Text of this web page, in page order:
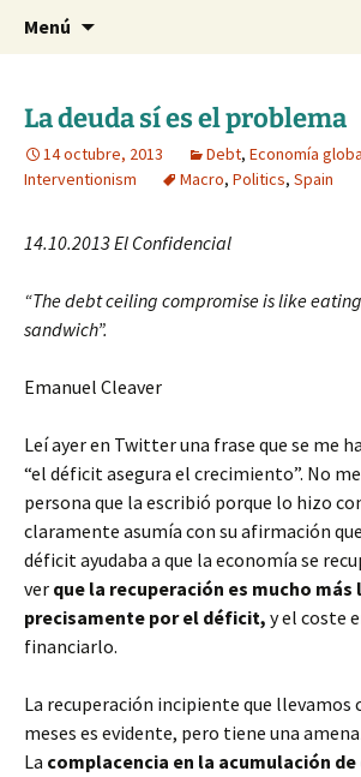
dlacalle.com
Blog de Daniel Lacalle
Menú
La deuda sí es el problema
14 octubre, 2013 Debt, Economía
Interventionism
Macro, Politics, Spain
14.10.2013 El Confidencial
“The debt ceiling compromise is like
sandwich”.
Emanuel Cleaver
Leí ayer en Twitter una frase que se me
“el déficit asegura el crecimiento”. No
persona que la escribió porque lo hizo
claramente asumía con su afirmación
déficit ayudaba a que la economía se
ver que la recuperación es mucho
precisamente por el déficit, y el coste
financiarlo.
La recuperación incipiente que llevamos
meses es evidente, pero tiene una
La complacencia en la acumulación